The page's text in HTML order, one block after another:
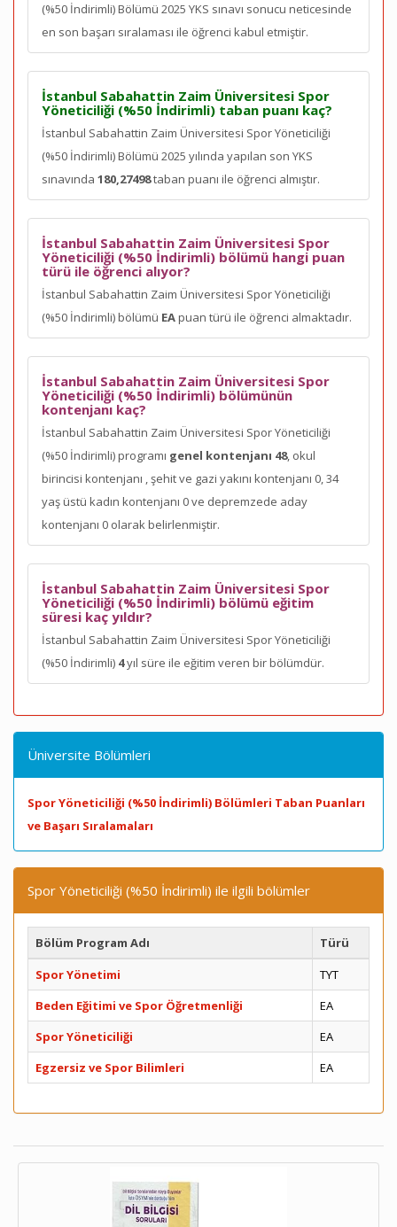
(%50 İndirimli) Bölümü 2025 YKS sınavı sonucu neticesinde
en son başarı sıralaması ile öğrenci kabul etmiştir.
İstanbul Sabahattin Zaim Üniversitesi Spor
Yöneticiliği (%50 İndirimli) taban puanı kaç?
İstanbul Sabahattin Zaim Üniversitesi Spor Yöneticiliği
(%50 İndirimli) Bölümü 2025 yılında yapılan son YKS
sınavında 180,27498taban puanı ile öğrenci almıştır.
İstanbul Sabahattin Zaim Üniversitesi Spor
Yöneticiliği (%50 İndirimli) bölümü hangi puan
türü ile öğrenci alıyor?
İstanbul Sabahattin Zaim Üniversitesi Spor Yöneticiliği
(%50 İndirimli) bölümü EApuan türü ile öğrenci almaktadır.
İstanbul Sabahattin Zaim Üniversitesi Spor
Yöneticiliği (%50 İndirimli) bölümünün
kontenjanı kaç?
İstanbul Sabahattin Zaim Üniversitesi Spor Yöneticiliği
(%50 İndirimli) programı genel kontenjanı 48, okul
birincisi kontenjanı , şehit ve gazi yakını kontenjanı 0, 34
yaş üstü kadın kontenjanı 0 ve depremzede aday
kontenjanı 0 olarak belirlenmiştir.
İstanbul Sabahattin Zaim Üniversitesi Spor
Yöneticiliği (%50 İndirimli) bölümü eğitim
süresi kaç yıldır?
İstanbul Sabahattin Zaim Üniversitesi Spor Yöneticiliği
(%50 İndirimli) 4yıl süre ile eğitim veren bir bölümdür.
Üniversite Bölümleri
Spor Yöneticiliği (%50 İndirimli) Bölümleri Taban Puanları
ve Başarı Sıralamaları
Spor Yöneticiliği (%50 İndirimli) ile ilgili bölümler
Bölüm Program Adı
Türü
Spor Yönetimi
TYT
Beden Eğitimi ve Spor Öğretmenliği
EA
Spor Yöneticiliği
EA
Egzersiz ve Spor Bilimleri
EA